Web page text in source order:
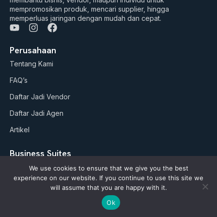
mempromosikan produk, mencari supplier, hingga
memperluas jaringan dengan mudah dan cepat.
Y
u
t
u
b
e
I
s
t
a
a
F
c
e
b
k
Perusahaan
Tentang Kami
FAQ’s
Daftar Jadi Vendor
Daftar Jadi Agen
Artikel
Business Suites
Paket Google ADS
AI Studio (soon)
We use cookies to ensure that we give you the best
experience on our website. If you continue to use this site we
will assume that you are happy with it.
Ok